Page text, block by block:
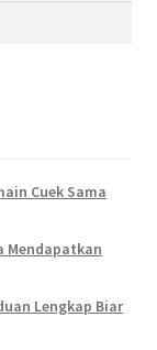
Cuek Sama
Mendapatkan
Lengkap Biar